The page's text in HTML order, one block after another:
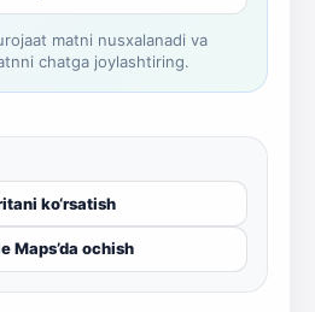
matni nusxalanadi va
chatga joylashtiring.
ko‘rsatish
Maps’da ochish